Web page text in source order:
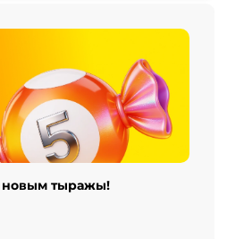
новым тыражы!